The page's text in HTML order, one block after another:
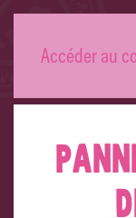
Accéder au